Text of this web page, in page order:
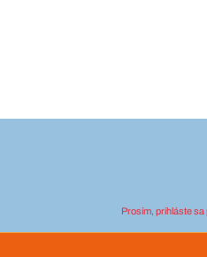
Prosím, prihláste